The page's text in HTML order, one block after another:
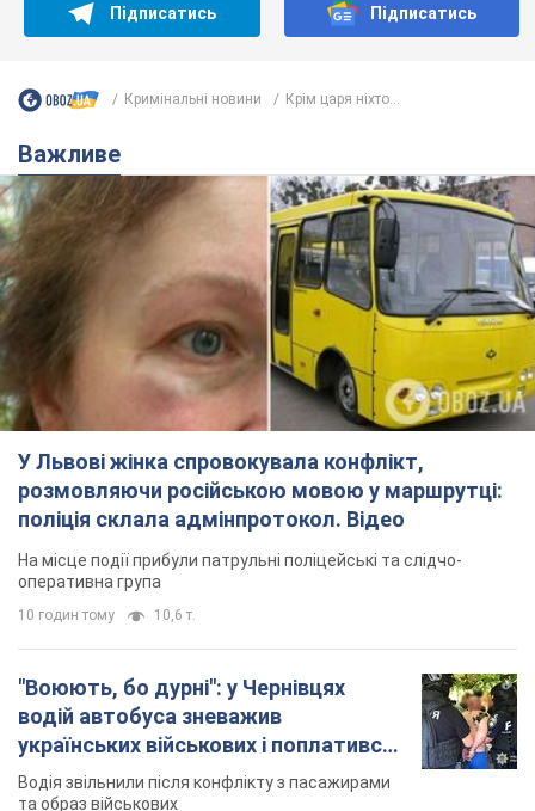
Підписатись Підписатись
Кримінальні новини Крім царя ніхто...
Важливе
У Львові жінка спровокувала конфлікт,
розмовляючи російською мовою у маршрутці:
поліція склала адмінпротокол. Відео
На місце події прибули патрульні поліцейські та слідчо-
оперативна група
10 годин тому 10,6 т.
"Воюють, бо дурні": у Чернівцях
водій автобуса зневажив
українських військових і поплатився.
Відео
Водія звільнили після конфлікту з пасажирами
та образ військових